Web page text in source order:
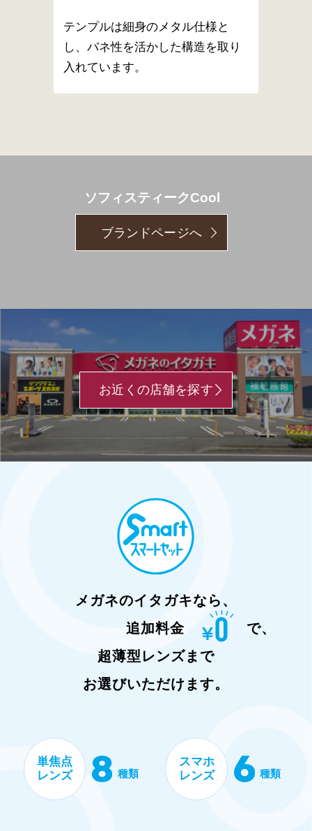
テンプルは細身のメタル仕様と
し、バネ性を活かした構造を取り
入れています。
ソフィスティークCool
ブランドページへ
お近くの店舗を探す
メガネのイタガキなら、
追加料金
で、
超薄型レンズまで
お選びいただけます。
単焦点
レンズ
種類
スマホ
レンズ
種類